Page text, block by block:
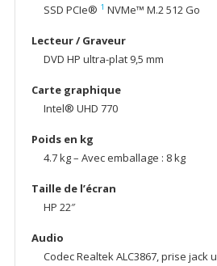
SSD PCIe® 1 NVMe™ M.2 512 Go
Lecteur / Graveur
DVD HP ultra-plat 9,5 mm
Carte graphique
Intel® UHD 770
Poids en kg
4.7 kg – Avec emballage : 8 kg
Taille de l’écran
HP 22″
Audio
Codec Realtek ALC3867, prise jack